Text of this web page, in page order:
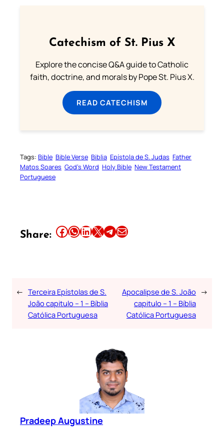
Catechism of St. Pius X
Explore the concise Q&A guide to Catholic
faith, doctrine, and morals by Pope St. Pius X.
READ CATECHISM
Tags: Bible Bible Verse Biblia Epístola de S. Judas Father
Matos Soares God’s Word Holy Bible New Testament
Portuguese
Share: Share this article on Facebook Share this article on WhatsApp Share this article on LinkedIn Share this article on X Share this article on TelegramEmail this Article
← Terceira Epístolas de S.
João capitulo – 1 – Bíblia
Católica Portuguesa
Apocalipse de S. João
capitulo – 1 – Bíblia
Católica Portuguesa
→
Pradeep Augustine